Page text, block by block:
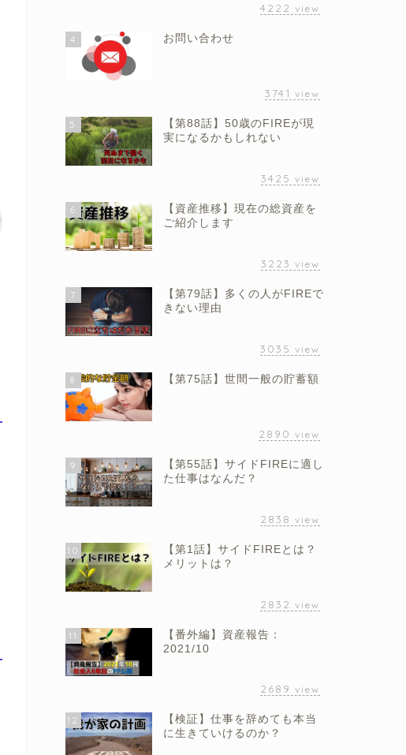
4222 view
4 お問い合わせ
3741 view
5
【第88話】50歳のFIREが現
実になるかもしれない
3425 view
6
【資産推移】現在の総資産を
ご紹介します
3223 view
7
【第79話】多くの人がFIREで
きない理由
3035 view
8 【第75話】世間一般の貯蓄額
2890 view
9
【第55話】サイドFIREに適し
た仕事はなんだ？
2838 view
10
【第1話】サイドFIREとは？
メリットは？
2832 view
11
【番外編】資産報告：
2021/10
2689 view
12
【検証】仕事を辞めても本当
に生きていけるのか？